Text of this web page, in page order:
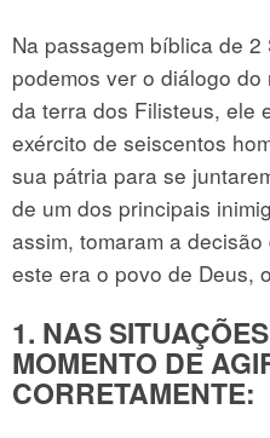
Na passagem bíblica de
podemos ver o diálogo
da terra dos Filisteus, ele
exército de seiscentos
sua pátria para se
de um dos principais
assim, tomaram a
este era o povo de Deus,
1. NAS
MOMENTO DE
CORRETAMENTE: